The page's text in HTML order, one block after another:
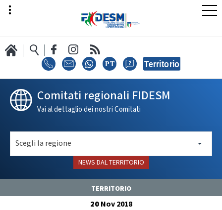
LA FEDERAZIONE
AREA TECNICA
Comitati regionali FIDESM
Vai al dettaglio dei nostri Comitati
Scegli la regione
NEWS DAL TERRITORIO
TERRITORIO
20 Nov 2018